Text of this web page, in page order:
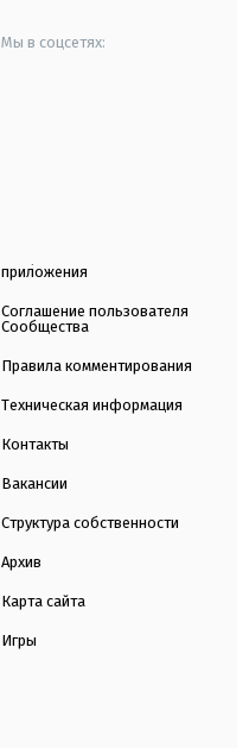
Мы в соцсетях:
приложения
Соглашение пользователя
Сообщества
Правила комментирования
Техническая информация
Контакты
Вакансии
Структура собственности
Архив
Карта сайта
Игры